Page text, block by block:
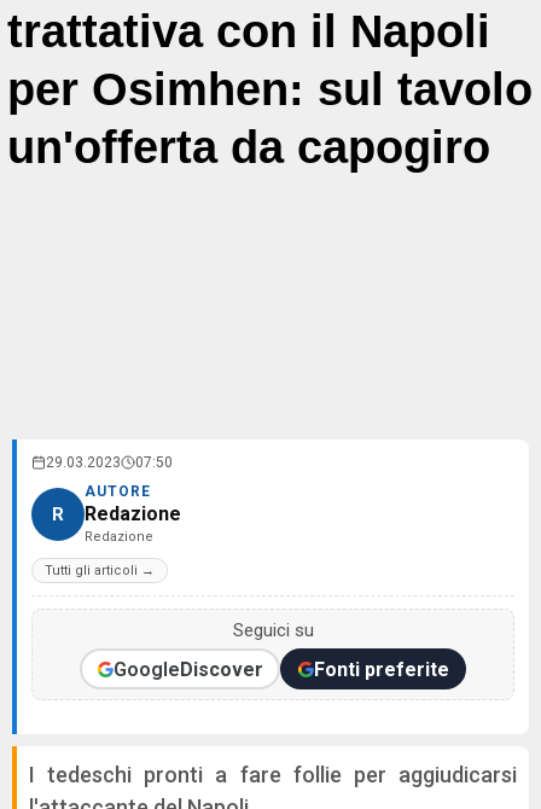
trattativa con il Napoli
per Osimhen: sul tavolo
un'offerta da capogiro
29.03.2023 07:50
R
AUTORE
Redazione
Redazione
Tutti gli articoli →
Seguici su
GoogleDiscover Fonti preferite
I tedeschi pronti a fare follie per aggiudicarsi